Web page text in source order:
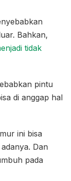
Bahkan,
tidak
pintu
di anggap hal
ini bisa
Dan
pada